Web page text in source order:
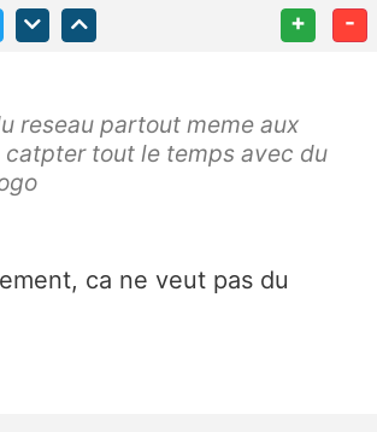
+ -
reseau partout meme aux
tout le temps avec du
ca ne veut pas du